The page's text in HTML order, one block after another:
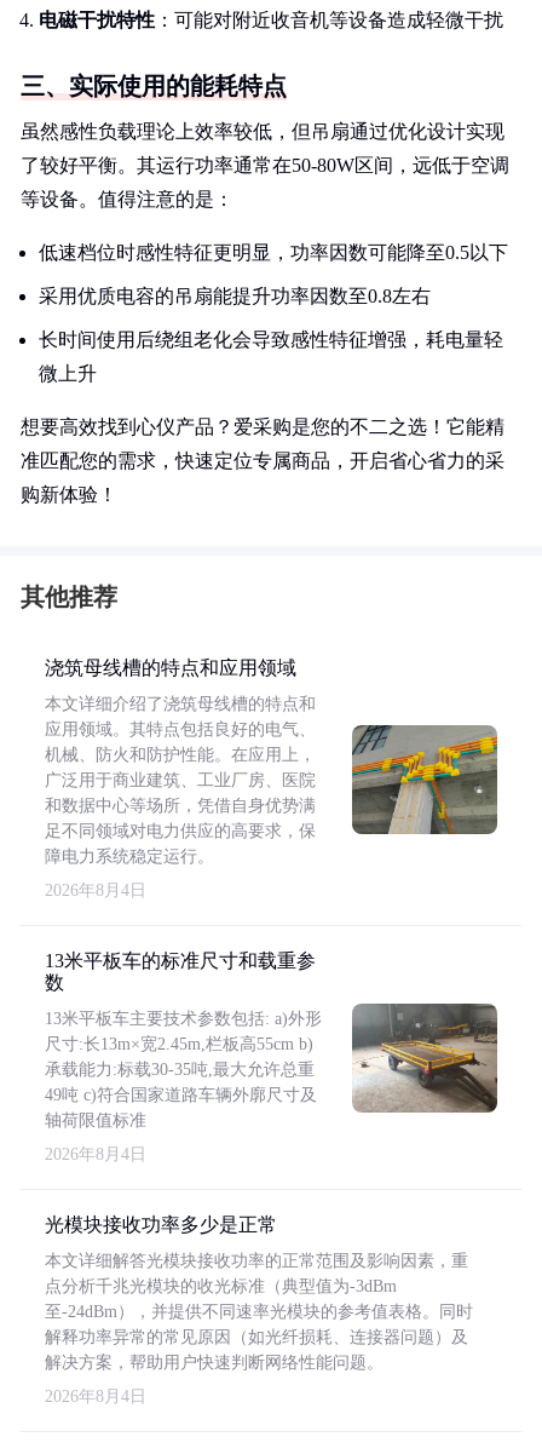
电磁干扰特性 ：可能对附近收音机等设备造成轻微干扰
三、实际使用的能耗特点
虽然感性负载理论上效率较低，但吊扇通过优化设计实现
了较好平衡。其运行功率通常在50-80W区间，远低于空调
等设备。值得注意的是：
低速档位时感性特征更明显，功率因数可能降至0.5以下
采用优质电容的吊扇能提升功率因数至0.8左右
长时间使用后绕组老化会导致感性特征增强，耗电量轻
微上升
想要高效找到心仪产品？爱采购是您的不二之选！它能精
准匹配您的需求，快速定位专属商品，开启省心省力的采
购新体验！
其他推荐
浇筑母线槽的特点和应用领域
本文详细介绍了浇筑母线槽的特点和
应用领域。其特点包括良好的电气、
机械、防火和防护性能。在应用上，
广泛用于商业建筑、工业厂房、医院
和数据中心等场所，凭借自身优势满
足不同领域对电力供应的高要求，保
障电力系统稳定运行。
2026年8月4日
13米平板车的标准尺寸和载重参
数
13米平板车主要技术参数包括: a)外形
尺寸:长13m×宽2.45m,栏板高55cm b)
承载能力:标载30-35吨,最大允许总重
49吨 c)符合国家道路车辆外廓尺寸及
轴荷限值标准
2026年8月4日
光模块接收功率多少是正常
本文详细解答光模块接收功率的正常范围及影响因素，重
点分析千兆光模块的收光标准（典型值为-3dBm
至-24dBm），并提供不同速率光模块的参考值表格。同时
解释功率异常的常见原因（如光纤损耗、连接器问题）及
解决方案，帮助用户快速判断网络性能问题。
2026年8月4日